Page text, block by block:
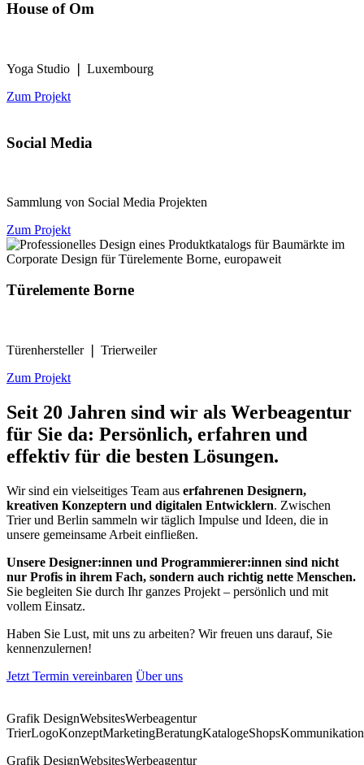
House of Om
Yoga Studio ❘ Luxembourg
Zum Projekt
Social Media
Sammlung von Social Media Projekten
Zum Projekt
Türelemente Borne
Türenhersteller ❘ Trierweiler
Zum Projekt
Seit 20 Jahren sind wir als Werbeagentur
für Sie da: Persönlich, erfahren und
effektiv für die besten Lösungen.
Wir sind ein vielseitiges Team aus erfahrenen Designern,
kreativen Konzeptern und digitalen Entwicklern. Zwischen
Trier und Berlin sammeln wir täglich Impulse und Ideen, die in
unsere gemeinsame Arbeit einfließen.
Unsere Designer:innen und Programmierer:innen sind nicht
nur Profis in ihrem Fach, sondern auch richtig nette Menschen.
Sie begleiten Sie durch Ihr ganzes Projekt – persönlich und mit
vollem Einsatz.
Haben Sie Lust, mit uns zu arbeiten? Wir freuen uns darauf, Sie
kennenzulernen!
Jetzt Termin vereinbaren Über uns
Grafik DesignWebsitesWerbeagentur
TrierLogoKonzeptMarketingBeratungKatalogeShopsKommunikation
Grafik DesignWebsitesWerbeagentur